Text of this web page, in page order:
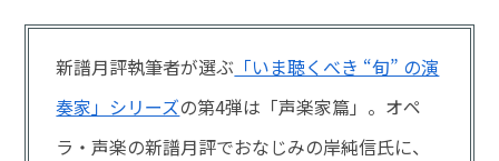
新譜月評執筆者が選ぶ 「いま聴くべき “旬” の演
奏家」シリーズの第4弾は「声楽家篇」。オペ
ラ・声楽の新譜月評でおなじみの岸純信氏に、